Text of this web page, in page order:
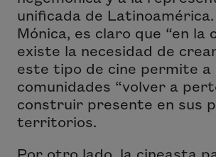
unificada de
Mónica, es claro que “en la
existe la necesidad de
este tipo de cine permite a
comunidades “volver a
construir presente en sus
territorios.